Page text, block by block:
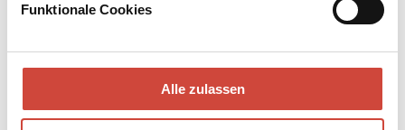
Funktionale Cookies
Alle zulassen